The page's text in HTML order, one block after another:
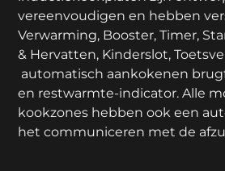
vereenvoudigen en hebben
Verwarming, Booster, Timer,
& Hervatten, Kinderslot,
automatisch aankokenen
en restwarmte-indicator. Alle
kookzones hebben ook een
het communiceren met de